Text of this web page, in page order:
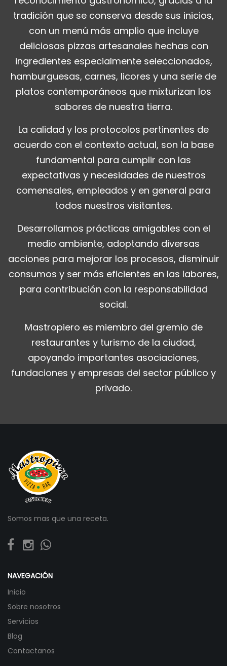
tradición que se conserva desde sus inicios,
con un menú más amplio que incluye
deliciosas pizzas artesanales hechas con
ingredientes especialmente seleccionados,
hamburguesas, carnes, licores y una serie de
platos contemporáneos que mixturizan los
sabores de nuestra tierra.
La calidad y los protocolos pertinentes de
acuerdo con el contexto actual, son la base
fundamental para cumplir con las
expectativas y necesidades de nuestros
comensales, empleados y en general para
todos nuestros visitantes.
Desarrollamos prácticas amigables con el
medio ambiente, adoptando diversas
acciones para mejorar los procesos, disminuir
consumos y ser más eficientes en las labores,
para contribución con la responsabilidad
social.
Mastropiero es miembro del gremio de
restaurantes y turismo de la ciudad,
apoyando importantes asociaciones,
fundaciones y empresas del sector público y
privado.
Somos mas que una receta.
NAVEGACIÓN
Inicio
Sobre nosotros
Servicios
Blog
Contactanos